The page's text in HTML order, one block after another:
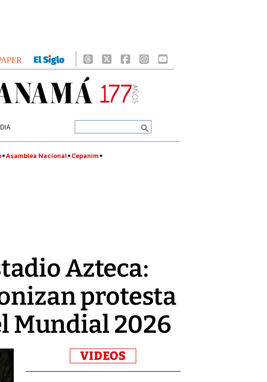
Asamblea Nacional Cepanim
Azteca:
protesta
Mundial 2026
VIDEOS